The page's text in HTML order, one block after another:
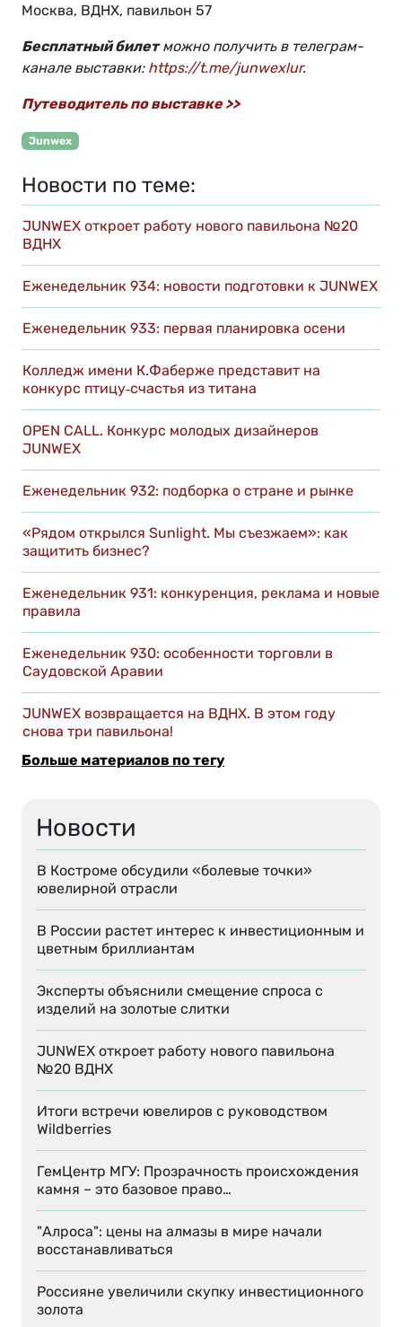
Новости
В Костроме обсудили «болевые точки»
ювелирной отрасли
В России растет интерес к инвестиционным и
цветным бриллиантам
Эксперты объяснили смещение спроса с
изделий на золотые слитки
JUNWEX откроет работу нового павильона
№20 ВДНХ
Итоги встречи ювелиров с руководством
Wildberries
ГемЦентр МГУ: Прозрачность происхождения
камня – это базовое право…
"Алроса": цены на алмазы в мире начали
восстанавливаться
Россияне увеличили скупку инвестиционного
золота
Москва, ВДНХ, павильон 57
Бесплатный билетможно получить в телеграм-
канале выставки: https://t.me/junwexlur.
Путеводитель по выставке >>
Junwex
Новости по теме:
JUNWEX откроет работу нового павильона №20
ВДНХ
Еженедельник 934: новости подготовки к JUNWEX
Еженедельник 933: первая планировка осени
Колледж имени К.Фаберже представит на
конкурс птицу‑счастья из титана
OPEN CALL. Конкурс молодых дизайнеров
JUNWEX
Еженедельник 932: подборка о стране и рынке
«Рядом открылся Sunlight. Мы съезжаем»: как
защитить бизнес?
Еженедельник 931: конкуренция, реклама и новые
правила
Еженедельник 930: особенности торговли в
Саудовской Аравии
JUNWEX возвращается на ВДНХ. В этом году
снова три павильона!
Больше материалов по тегу